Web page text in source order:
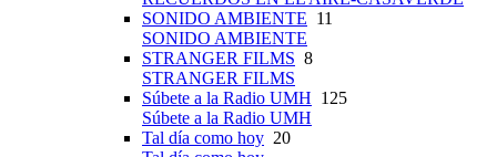
SONIDO AMBIENTE 11
SONIDO AMBIENTE
STRANGER FILMS 8
STRANGER FILMS
Súbete a la Radio UMH 125
Súbete a la Radio UMH
Tal día como hoy 20